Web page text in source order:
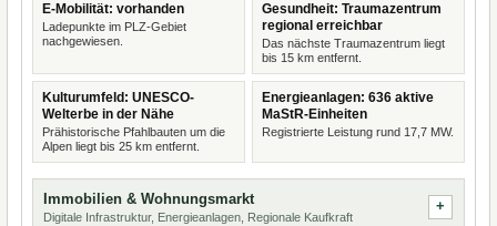
E-Mobilität: vorhanden
Ladepunkte im PLZ-Gebiet
nachgewiesen.
Gesundheit: Traumazentrum
regional erreichbar
Das nächste Traumazentrum liegt
bis 15 km entfernt.
Kulturumfeld: UNESCO-
Welterbe in der Nähe
Prähistorische Pfahlbauten um die
Alpen liegt bis 25 km entfernt.
Energieanlagen: 636 aktive
MaStR-Einheiten
Registrierte Leistung rund 17,7 MW.
Immobilien & Wohnungsmarkt
Digitale Infrastruktur, Energieanlagen, Regionale Kaufkraft